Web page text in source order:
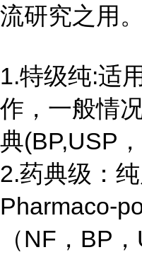
流研究之用。
1.特级纯:适
作，一般情
典(BP,USP
2.药典级：
Pharmaco-
（NF，BP